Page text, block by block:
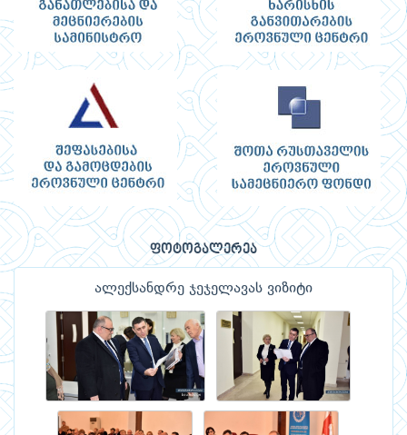
ფოტოგალერეა
ალექსანდრე ჯეჯელავას ვიზიტი